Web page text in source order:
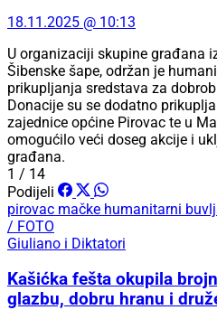
18.11.2025 @ 10:13
U organizaciji skupine građana
Šibenske šape, održan je
prikupljanja sredstava za
Donacije su se dodatno
zajednice općine Pirovac te u
omogućilo veći doseg akcije i
građana.
1 / 14
Podijeli
pirovac mačke humanitarni
/ FOTO
Giuliano i Diktatori
Kašićka fešta okupila
glazbu, dobru hranu i